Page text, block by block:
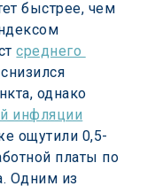
быстрее, чем
среднего
однако
инфляции
ощутили 0,5-
платы по
Одним из